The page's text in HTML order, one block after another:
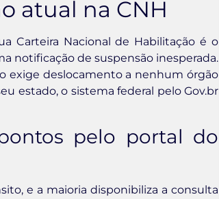
atual na CNH
Carteira Nacional de Habilitação é o
notificação de suspensão inesperada.
exige deslocamento a nenhum órgão
estado, o sistema federal pelo Gov.br
pelo portal do
e a maioria disponibiliza a consulta